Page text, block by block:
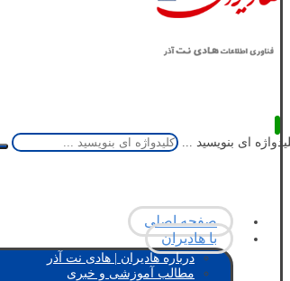
ای بنویسید ...
صفحه اصلی
با هادیران
درباره هادیران | هادی نت آذر
مطالب آموزشی و خبری